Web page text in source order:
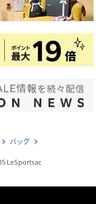
navigate_next バッグ navigate_next
LeSportsac